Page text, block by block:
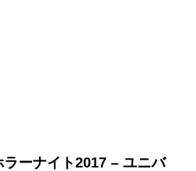
ーナイト2017 – ユニバ